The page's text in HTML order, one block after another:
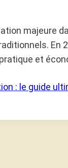
majeure
En
et
: le guide